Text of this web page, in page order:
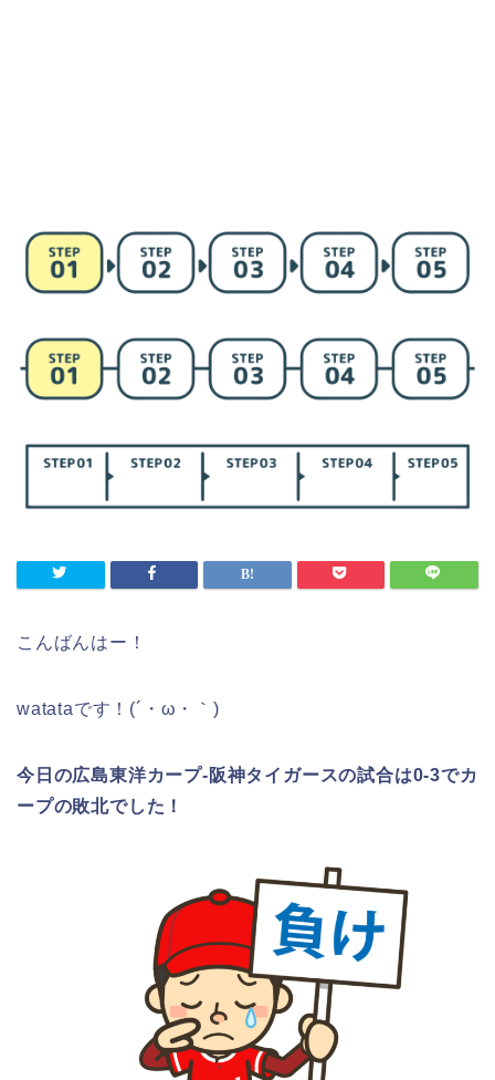
こんばんはー！
watataです！(´・ω・｀)
今日の広島東洋カープ-阪神タイガースの試合は0-3でカ
ープの敗北でした！